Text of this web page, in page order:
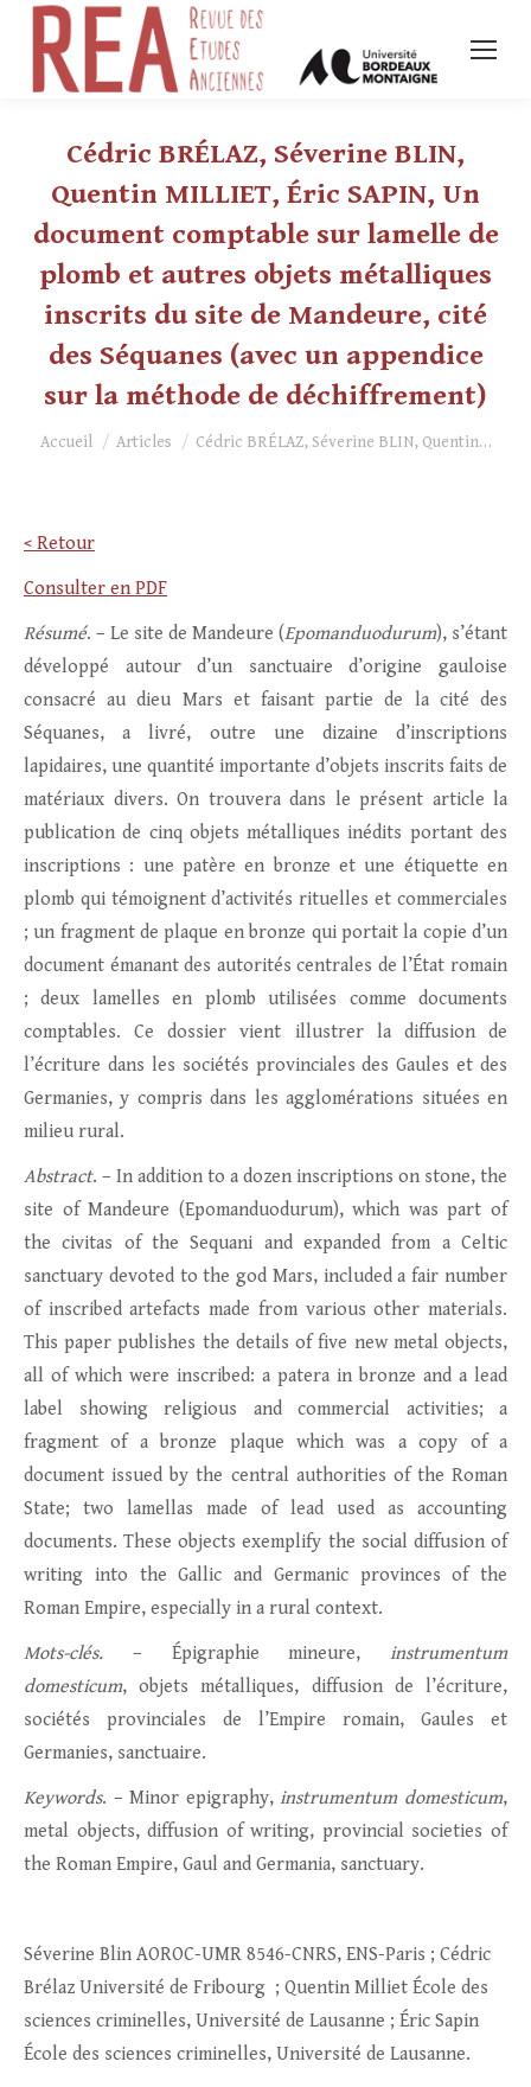
Cédric BRÉLAZ, Séverine BLIN,
Quentin MILLIET, Éric SAPIN, Un
document comptable sur lamelle de
plomb et autres objets métalliques
inscrits du site de Mandeure, cité
des Séquanes (avec un appendice
sur la méthode de déchiffrement)
Vous êtes ici :
Accueil Articles Cédric BRÉLAZ, Séverine BLIN, Quentin…
< Retour
Consulter en PDF
Résumé. – Le site de Mandeure (Epomanduodurum), s’étant
développé autour d’un sanctuaire d’origine gauloise
consacré au dieu Mars et faisant partie de la cité des
Séquanes, a livré, outre une dizaine d’inscriptions
lapidaires, une quantité importante d’objets inscrits faits de
matériaux divers. On trouvera dans le présent article la
publication de cinq objets métalliques inédits portant des
inscriptions : une patère en bronze et une étiquette en
plomb qui témoignent d’activités rituelles et commerciales
; un fragment de plaque en bronze qui portait la copie d’un
document émanant des autorités centrales de l’État romain
; deux lamelles en plomb utilisées comme documents
comptables. Ce dossier vient illustrer la diffusion de
l’écriture dans les sociétés provinciales des Gaules et des
Germanies, y compris dans les agglomérations situées en
milieu rural.
Abstract. – In addition to a dozen inscriptions on stone, the
site of Mandeure (Epomanduodurum), which was part of
the civitas of the Sequani and expanded from a Celtic
sanctuary devoted to the god Mars, included a fair number
of inscribed artefacts made from various other materials.
This paper publishes the details of five new metal objects,
all of which were inscribed: a patera in bronze and a lead
label showing religious and commercial activities; a
fragment of a bronze plaque which was a copy of a
document issued by the central authorities of the Roman
State; two lamellas made of lead used as accounting
documents. These objects exemplify the social diffusion of
writing into the Gallic and Germanic provinces of the
Roman Empire, especially in a rural context.
Mots-clés. – Épigraphie mineure, instrumentum
domesticum, objets métalliques, diffusion de l’écriture,
sociétés provinciales de l’Empire romain, Gaules et
Germanies, sanctuaire.
Keywords. – Minor epigraphy,instrumentum domesticum,
metal objects, diffusion of writing, provincial societies of
the Roman Empire, Gaul and Germania, sanctuary.
Séverine Blin AOROC-UMR 8546-CNRS, ENS-Paris ; Cédric
Brélaz Université de Fribourg ; Quentin Milliet École des
sciences criminelles, Université de Lausanne ; Éric Sapin
École des sciences criminelles, Université de Lausanne.